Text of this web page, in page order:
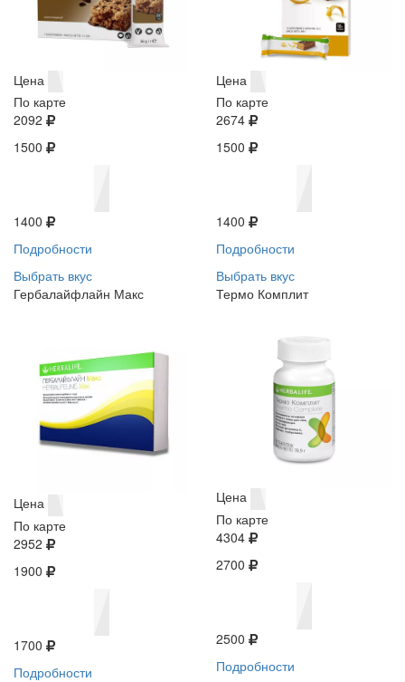
Цена
По карте
2092
1500
1400
Подробности
Выбрать вкус
Цена
По карте
2674
1500
1400
Подробности
Выбрать вкус
Гербалайфлайн Макс
Цена
По карте
2952
1900
1700
Подробности
Термо Комплит
Цена
По карте
4304
2700
2500
Подробности